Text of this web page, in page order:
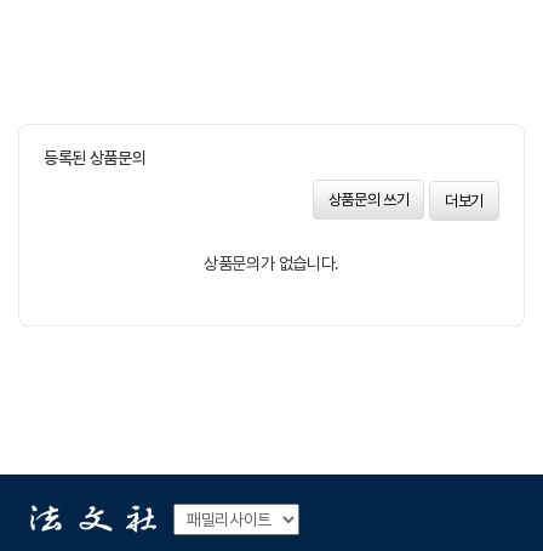
등록된 상품문의
상품문의 쓰기 더보기
상품문의가 없습니다.